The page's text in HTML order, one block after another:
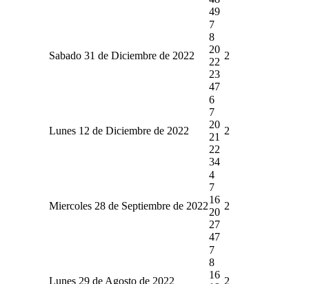
49
Sabado 31 de Diciembre de 2022
7
8
20
22
23
47
2
Lunes 12 de Diciembre de 2022
6
7
20
21
22
34
2
Miercoles 28 de Septiembre de 2022
4
7
16
20
27
47
2
Lunes 29 de Agosto de 2022
7
8
16
2